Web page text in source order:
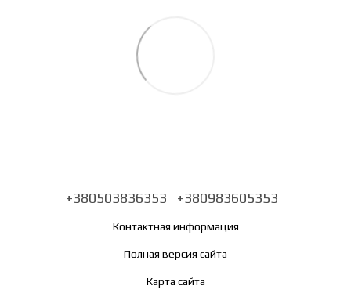
+380503836353 +380983605353
Контактная информация
Полная версия сайта
Карта сайта